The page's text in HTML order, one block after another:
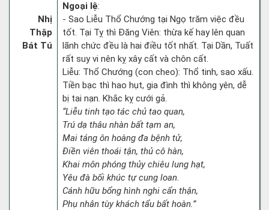
Nhị
Thập
Bát Tú
Ngoại lệ:
- Sao Liễu Thổ Chướng tại Ngọ trăm việc đều
tốt. Tại Tỵ thì Đăng Viên: thừa kế hay lên quan
lãnh chức đều là hai điều tốt nhất. Tại Dần, Tuất
rất suy vi nên kỵ xây cất và chôn cất.
Liễu: Thổ Chướng (con cheo): Thổ tinh, sao xấu.
Tiền bạc thì hao hụt, gia đình thì không yên, dễ
bị tai nạn. Khắc kỵ cưới gả.
“Liễu tinh tạo tác chủ tao quan,
Trú dạ thâu nhàn bất tạm an,
Mai táng ôn hoàng đa bệnh tử,
Điền viên thoái tận, thủ cô hàn,
Khai môn phóng thủy chiêu lung hạt,
Yêu đà bối khúc tự cung loan.
Cánh hữu bổng hình nghi cẩn thận,
Phụ nhân tùy khách tẩu bất hoàn.”